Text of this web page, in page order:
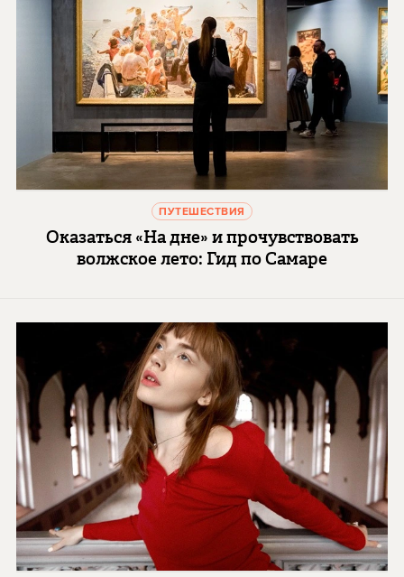
ПУТЕШЕСТВИЯ
Оказаться «На дне» и прочувствовать
волжское лето: Гид по Самаре